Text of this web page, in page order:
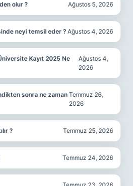
olur ? Ağustos 5, 2026
neyi temsil eder ? Ağustos 4, 2026
Kayıt 2025 Ne
Ağustos 4,
2026
sonra ne zaman Temmuz 26,
2026
? Temmuz 25, 2026
Temmuz 24, 2026